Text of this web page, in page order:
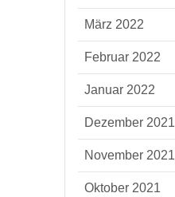
März 2022
Februar 2022
Januar 2022
Dezember 2021
November 2021
Oktober 2021